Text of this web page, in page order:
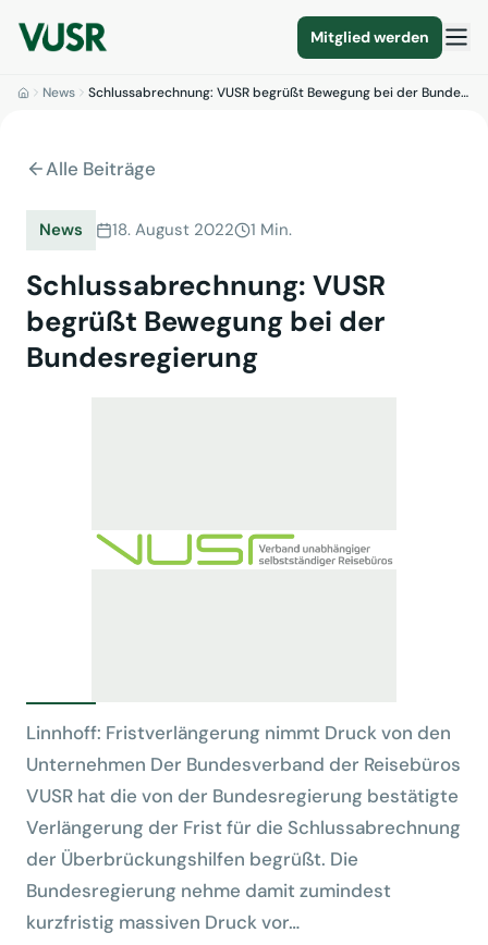
Mitglied werden
News Schlussabrechnung: VUSR begrüßt Bewegung bei der Bundes…
Alle Beiträge
News 18. August 2022 1 Min.
Schlussabrechnung: VUSR
begrüßt Bewegung bei der
Bundesregierung
Linnhoff: Fristverlängerung nimmt Druck von den
Unternehmen Der Bundesverband der Reisebüros
VUSR hat die von der Bundesregierung bestätigte
Verlängerung der Frist für die Schlussabrechnung
der Überbrückungshilfen begrüßt. Die
Bundesregierung nehme damit zumindest
kurzfristig massiven Druck vor…